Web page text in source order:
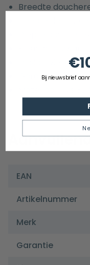
Breedte
Diepte
Design: vierkant
Garantie: 5 jaar
EAN
Artikelnummer
Merk
Garantie
Bij nieuwsbrief